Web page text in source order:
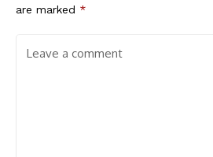
are marked *